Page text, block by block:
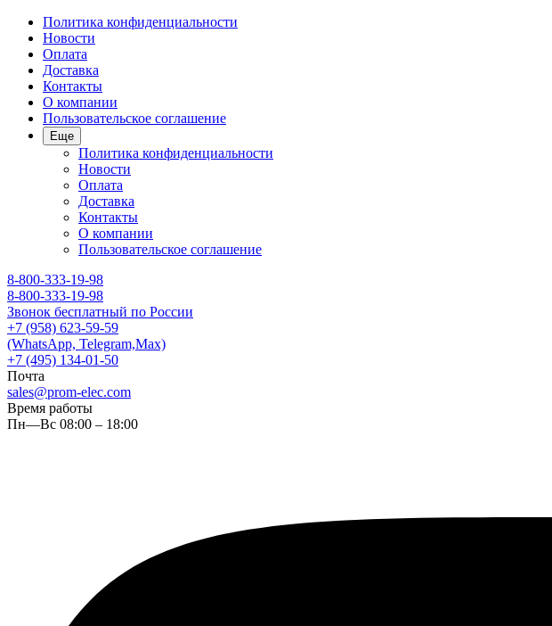
Политика конфиденциальности
Новости
Оплата
Доставка
Контакты
О компании
Пользовательское соглашение
Еще
Политика конфиденциальности
Новости
Оплата
Доставка
Контакты
О компании
Пользовательское соглашение
8-800-333-19-98
8-800-333-19-98
Звонок бесплатный по России
+7 (958) 623-59-59
(WhatsApp, Telegram,Max)
+7 (495) 134-01-50
Почта
sales@prom-elec.com
Время работы
Пн—Вс 08:00 – 18:00